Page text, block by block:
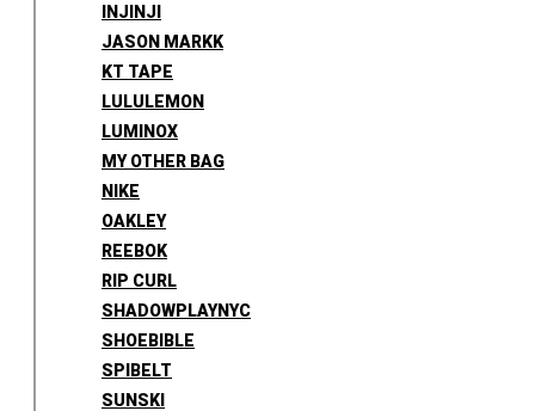
INJINJI
JASON MARKK
KT TAPE
LULULEMON
LUMINOX
MY OTHER BAG
NIKE
OAKLEY
REEBOK
RIP CURL
SHADOWPLAYNYC
SHOEBIBLE
SPIBELT
SUNSKI